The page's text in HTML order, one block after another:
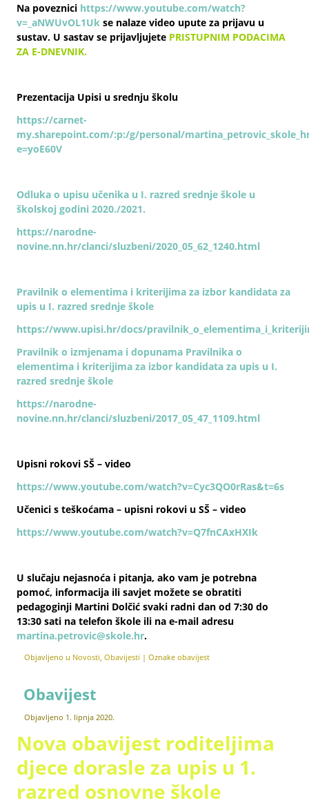
Na poveznici https://www.youtube.com/watch?
v=_aNWUvOL1Uk se nalaze video upute za prijavu u
sustav. U sastav se prijavljujete PRISTUPNIM PODACIMA
ZA E-DNEVNIK.
Prezentacija Upisi u srednju školu
https://carnet-
my.sharepoint.com/:p:/g/personal/
e=yoE60V
Odluka o upisu učenika u I. razred srednje škole u
školskoj godini 2020./2021.
https://narodne-
novine.nn.hr/clanci/sluzbeni/2020_05_62_1240.html
Pravilnik o elementima i kriterijima za izbor kandidata za
upis u I. razred srednje škole
https://www.upisi.hr/docs/
Pravilnik o izmjenama i dopunama Pravilnika o
elementima i kriterijima za izbor kandidata za upis u I.
razred srednje škole
https://narodne-
novine.nn.hr/clanci/sluzbeni/2017_05_47_1109.html
Upisni rokovi SŠ – video
https://www.youtube.com/watch?v=Cyc3QO0rRas&t=6s
Učenici s teškoćama – upisni rokovi u SŠ – video
https://www.youtube.com/watch?v=Q7fnCAxHXIk
U slučaju nejasnoća i pitanja, ako vam je potrebna
pomoć, informacija ili savjet možete se obratiti
pedagoginji Martini Dolčić svaki radni dan od 7:30 do
13:30 sati na telefon škole ili na e-mail adresu
martina.petrovic@skole.hr.
Objavljeno u Novosti,Obavijesti |Oznake obavijest
Obavijest
Objavljeno 1. lipnja 2020.
Nova obavijest roditeljima
djece dorasle za upis u 1.
razred osnovne škole